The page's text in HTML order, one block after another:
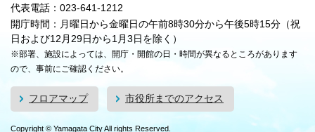
代表電話：023-641-1212
開庁時間：月曜日から金曜日の午前8時30分から午後5時15分（祝
日および12月29日から1月3日を除く）
※部署、施設によっては、開庁・開館の日・時間が異なるところがあります
ので、事前にご確認ください。
フロアマップ 市役所までのアクセス
Copyright © Yamagata City All rights Reserved.